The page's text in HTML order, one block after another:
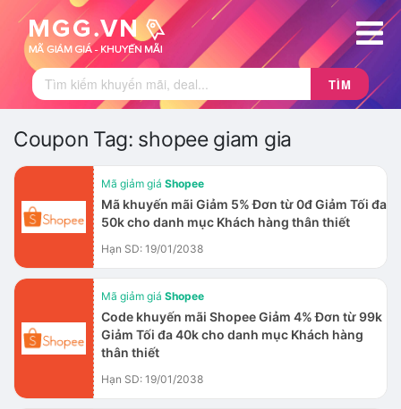
TÌM
Coupon Tag: shopee giam gia
Mã giảm giá Shopee
Mã khuyến mãi Giảm 5% Đơn từ 0đ Giảm Tối đa
50k cho danh mục Khách hàng thân thiết
Hạn SD: 19/01/2038
Mã giảm giá Shopee
Code khuyến mãi Shopee Giảm 4% Đơn từ 99k
Giảm Tối đa 40k cho danh mục Khách hàng
thân thiết
Hạn SD: 19/01/2038